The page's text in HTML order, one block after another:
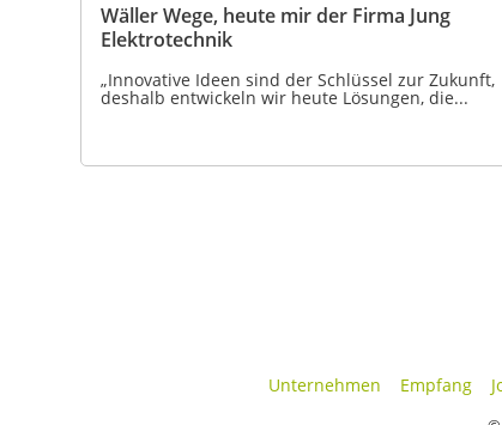
Wäller Wege, heute mir der Firma Jung
Elektrotechnik
„Innovative Ideen sind der Schlüssel zur Zukunft,
deshalb entwickeln wir heute Lösungen, die...
Unternehmen Empfang